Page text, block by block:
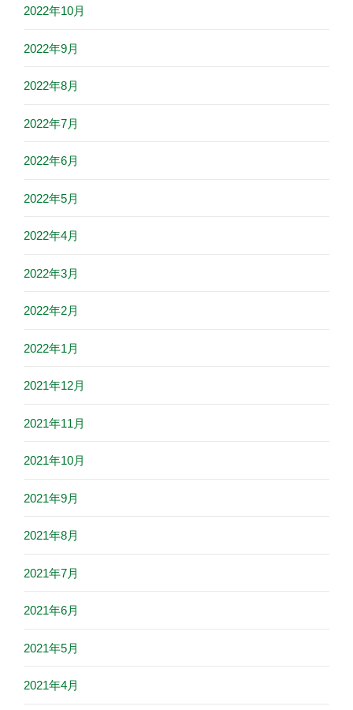
2022年10月
2022年9月
2022年8月
2022年7月
2022年6月
2022年5月
2022年4月
2022年3月
2022年2月
2022年1月
2021年12月
2021年11月
2021年10月
2021年9月
2021年8月
2021年7月
2021年6月
2021年5月
2021年4月